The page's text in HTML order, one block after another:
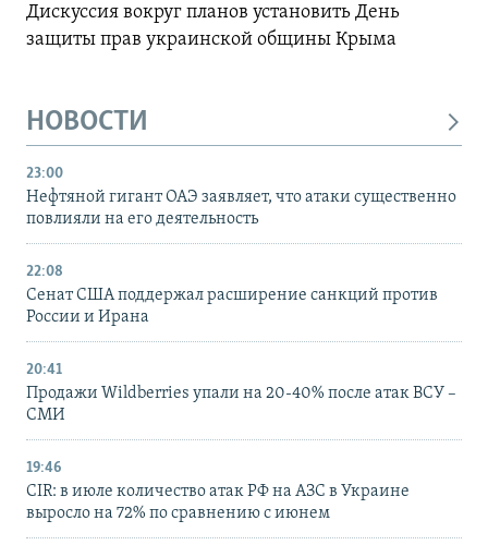
Дискуссия вокруг планов установить День
защиты прав украинской общины Крыма
НОВОСТИ
23:00
Нефтяной гигант ОАЭ заявляет, что атаки существенно
повлияли на его деятельность
22:08
Сенат США поддержал расширение санкций против
России и Ирана
20:41
Продажи Wildberries упали на 20-40% после атак ВСУ –
СМИ
19:46
CIR: в июле количество атак РФ на АЗС в Украине
выросло на 72% по сравнению с июнем